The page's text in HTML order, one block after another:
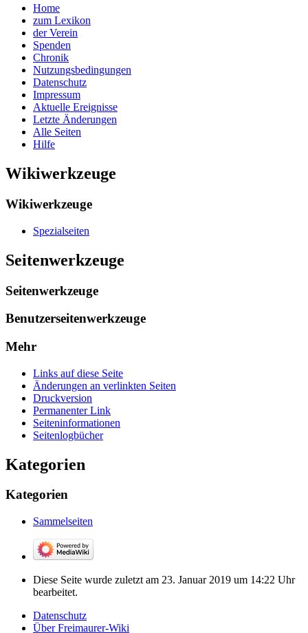
Home
zum Lexikon
der Verein
Spenden
Chronik
Nutzungsbedingungen
Datenschutz
Impressum
Aktuelle Ereignisse
Letzte Änderungen
Alle Seiten
Hilfe
Wikiwerkzeuge
Wikiwerkzeuge
Spezialseiten
Seitenwerkzeuge
Seitenwerkzeuge
Benutzerseitenwerkzeuge
Mehr
Links auf diese Seite
Änderungen an verlinkten Seiten
Druckversion
Permanenter Link
Seiten­­informationen
Seitenlogbücher
Kategorien
Kategorien
Sammelseiten
Diese Seite wurde zuletzt am 23. Januar 2019 um 14:22 Uhr
bearbeitet.
Datenschutz
Über Freimaurer-Wiki